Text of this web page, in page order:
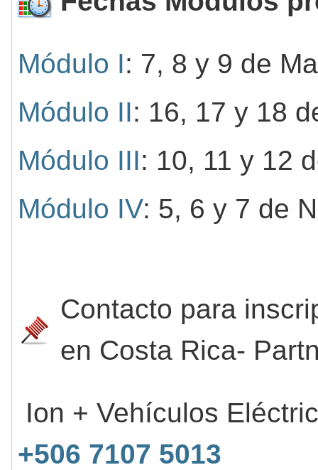
Módulo I: 7, 8 y 9 de
Módulo II: 16, 17 y 18
Módulo III: 10, 11 y 12
Módulo IV: 5, 6 y 7 de
Contacto para
en Costa Rica-
Ion + Vehículos
+506 7107 5013